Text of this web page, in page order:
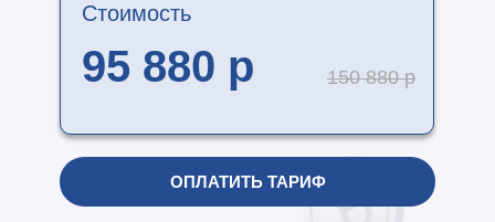
150 880 р
95 880 р
Стоимость
ОПЛАТИТЬ ТАРИФ